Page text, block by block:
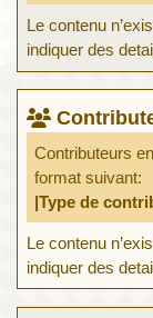
Le contenu
indiquer des
Contributeurs
format suivant:
|Type de
Le contenu
indiquer des